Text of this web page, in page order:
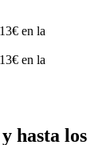
hasta los